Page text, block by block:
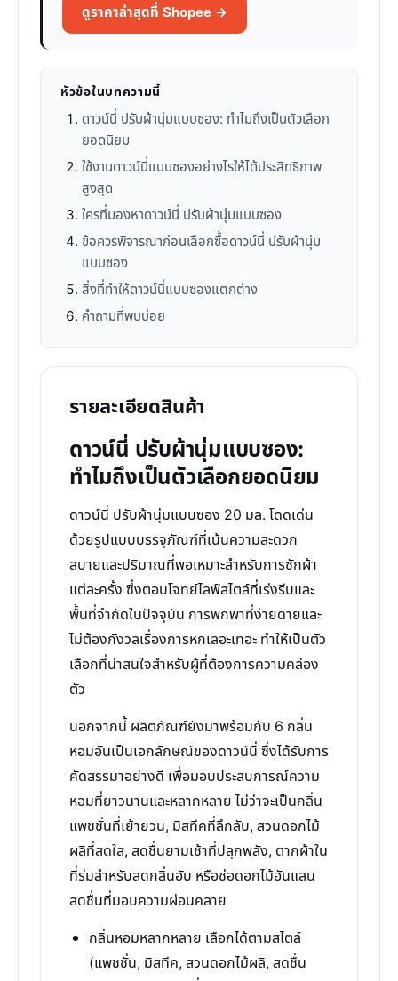
ดูราคาล่าสุดที่ Shopee →
หัวข้อในบทความนี้
ดาวน์นี่ ปรับผ้านุ่มแบบซอง: ทำไมถึงเป็นตัวเลือก
ยอดนิยม
ใช้งานดาวน์นี่แบบซองอย่างไรให้ได้ประสิทธิภาพ
สูงสุด
ใครที่มองหาดาวน์นี่ ปรับผ้านุ่มแบบซอง
ข้อควรพิจารณาก่อนเลือกซื้อดาวน์นี่ ปรับผ้านุ่ม
แบบซอง
สิ่งที่ทำให้ดาวน์นี่แบบซองแตกต่าง
คำถามที่พบบ่อย
รายละเอียดสินค้า
ดาวน์นี่ ปรับผ้านุ่มแบบซอง:
ทำไมถึงเป็นตัวเลือกยอดนิยม
ดาวน์นี่ ปรับผ้านุ่มแบบซอง 20 มล. โดดเด่น
ด้วยรูปแบบบรรจุภัณฑ์ที่เน้นความสะดวก
สบายและปริมาณที่พอเหมาะสำหรับการซักผ้า
แต่ละครั้ง ซึ่งตอบโจทย์ไลฟ์สไตล์ที่เร่งรีบและ
พื้นที่จำกัดในปัจจุบัน การพกพาที่ง่ายดายและ
ไม่ต้องกังวลเรื่องการหกเลอะเทอะ ทำให้เป็นตัว
เลือกที่น่าสนใจสำหรับผู้ที่ต้องการความคล่อง
ตัว
นอกจากนี้ ผลิตภัณฑ์ยังมาพร้อมกับ 6 กลิ่น
หอมอันเป็นเอกลักษณ์ของดาวน์นี่ ซึ่งได้รับการ
คัดสรรมาอย่างดี เพื่อมอบประสบการณ์ความ
หอมที่ยาวนานและหลากหลาย ไม่ว่าจะเป็นกลิ่น
แพชชั่นที่เย้ายวน, มิสทีคที่ลึกลับ, สวนดอกไม้
ผลิที่สดใส, สดชื่นยามเช้าที่ปลุกพลัง, ตากผ้าใน
ที่ร่มสำหรับลดกลิ่นอับ หรือช่อดอกไม้อันแสน
สดชื่นที่มอบความผ่อนคลาย
กลิ่นหอมหลากหลาย เลือกได้ตามสไตล์
(แพชชั่น, มิสทีค, สวนดอกไม้ผลิ, สดชื่น